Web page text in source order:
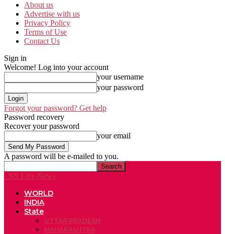
About us
Advertise with us
Privacy Policy
Terms of Use
Contact Us
Sign in
Welcome! Log into your account
your username
your password
Forgot your password? Get help
Password recovery
Recover your password
your email
A password will be e-mailed to you.
NS Live News
WORLD
INDIA
State
UTTAR PRADESH
MAHARASHTRA